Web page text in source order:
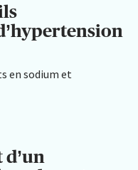
en sodium et